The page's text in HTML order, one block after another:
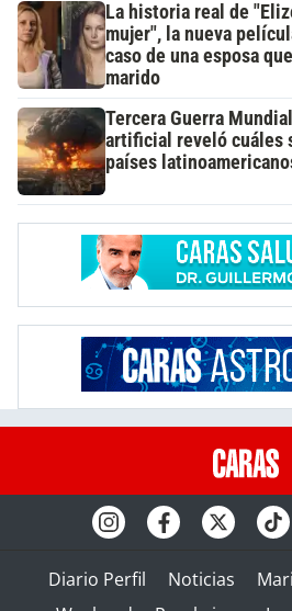
La historia real de
mujer", la nueva
caso de una esposa
marido
Tercera Guerra
artificial reveló cuáles
países
Diario Perfil Noticias